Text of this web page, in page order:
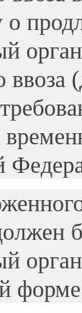
о
орган
ввоза
орган